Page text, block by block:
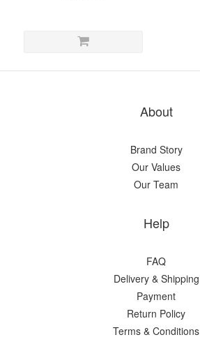
About
Brand Story
Our Values
Our Team
Help
FAQ
Delivery & Shipping
Payment
Return Policy
Terms & Conditions